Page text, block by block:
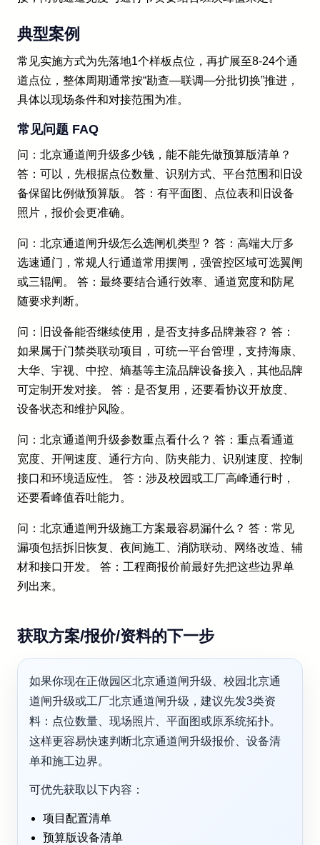
典型案例
常见实施方式为先落地1个样板点位，再扩展至8-24个通
道点位，整体周期通常按“勘查—联调—分批切换”推进，
具体以现场条件和对接范围为准。
常见问题 FAQ
问：北京通道闸升级多少钱，能不能先做预算版清单？
答：可以，先根据点位数量、识别方式、平台范围和旧设
备保留比例做预算版。 答：有平面图、点位表和旧设备
照片，报价会更准确。
问：北京通道闸升级怎么选闸机类型？ 答：高端大厅多
选速通门，常规人行通道常用摆闸，强管控区域可选翼闸
或三辊闸。 答：最终要结合通行效率、通道宽度和防尾
随要求判断。
问：旧设备能否继续使用，是否支持多品牌兼容？ 答：
如果属于门禁类联动项目，可统一平台管理，支持海康、
大华、宇视、中控、熵基等主流品牌设备接入，其他品牌
可定制开发对接。 答：是否复用，还要看协议开放度、
设备状态和维护风险。
问：北京通道闸升级参数重点看什么？ 答：重点看通道
宽度、开闸速度、通行方向、防夹能力、识别速度、控制
接口和环境适应性。 答：涉及校园或工厂高峰通行时，
还要看峰值吞吐能力。
问：北京通道闸升级施工方案最容易漏什么？ 答：常见
漏项包括拆旧恢复、夜间施工、消防联动、网络改造、辅
材和接口开发。 答：工程商报价前最好先把这些边界单
列出来。
获取方案/报价/资料的下一步
如果你现在正做园区北京通道闸升级、校园北京通
道闸升级或工厂北京通道闸升级，建议先发3类资
料：点位数量、现场照片、平面图或原系统拓扑。
这样更容易快速判断北京通道闸升级报价、设备清
单和施工边界。
可优先获取以下内容：
项目配置清单
预算版设备清单